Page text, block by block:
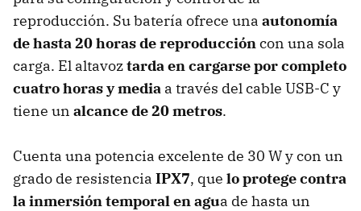
reproducción. Su batería ofrece una autonomía
de hasta 20 horas de reproduccióncon una sola
carga. El altavoztarda en cargarse por completo
cuatro horas y media a través del cable USB-C y
tiene un alcance de 20 metros.
Cuenta una potencia excelente de 30 W y con un
grado de resistencia IPX7, que lo protege contra
la inmersión temporal en agua de hasta un